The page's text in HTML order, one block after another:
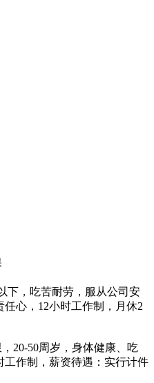
下，吃苦耐劳，服从公司安
心，12小时工作制，月休2
20-50周岁，身体健康、吃
工作制，薪资待遇：实行计件